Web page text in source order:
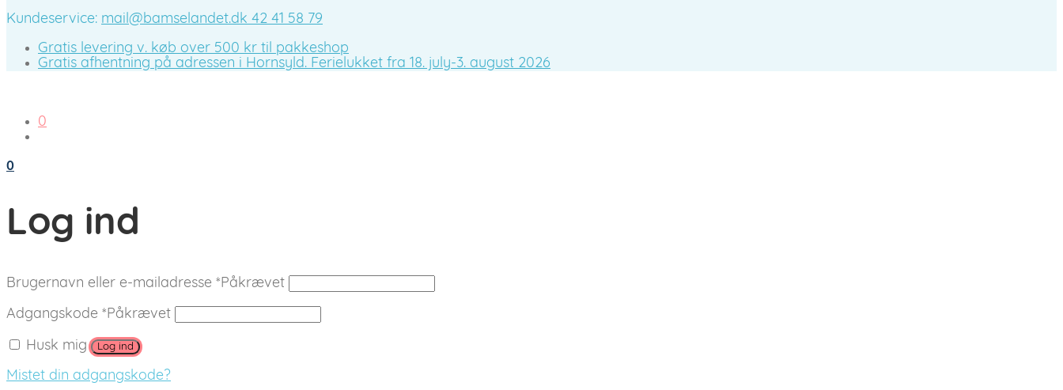
Kundeservice: mail@bamselandet.dk 42 41 58 79
Gratis levering v. køb over 500 kr til pakkeshop
Gratis afhentning på adressen i Hornsyld. Ferielukket fra 18. july-3. august 2026
0
0
Log ind
Brugernavn eller e-mailadresse *Påkrævet
Adgangskode *Påkrævet
Husk mig Log ind
Mistet din adgangskode?